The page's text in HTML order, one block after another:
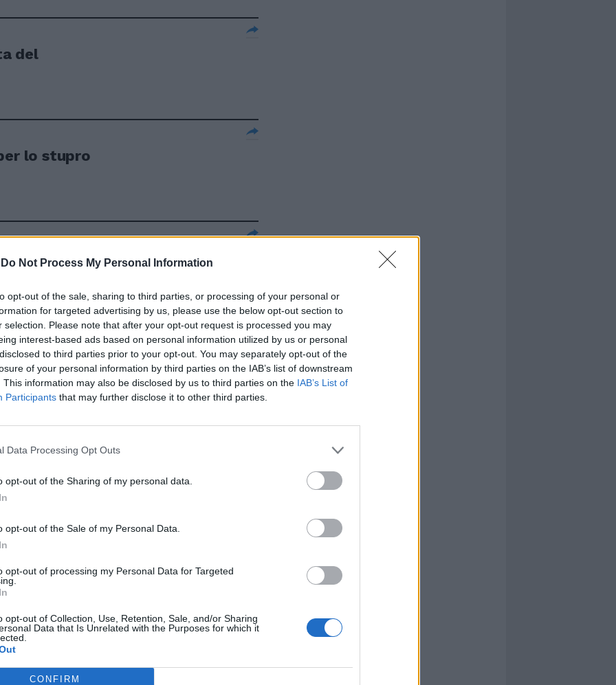
Do Not Process My Personal Information
opt-out of the sale, sharing to third parties, or processing of your personal or
for targeted advertising by us, please use the below opt-out section to
selection. Please note that after your opt-out request is processed you may
interest-based ads based on personal information utilized by us or personal
to third parties prior to your opt-out. You may separately opt-out of the
of your personal information by third parties on the IAB’s list of downstream
This information may also be disclosed by us to third parties on the IAB’s List of
Participants that may further disclose it to other third parties.
Data Processing Opt Outs
opt-out of the Sharing of my personal data.
opt-out of the Sale of my Personal Data.
opt-out of processing my Personal Data for Targeted
opt-out of Collection, Use, Retention, Sale, and/or Sharing
Data that Is Unrelated with the Purposes for which it
CONFIRM
del
lo stupro
dall'8
artisti
romane
a Mimmo
la musa
fa
ci
scorso a
arrivando
nessuno
a
a
dato
nella
parte del